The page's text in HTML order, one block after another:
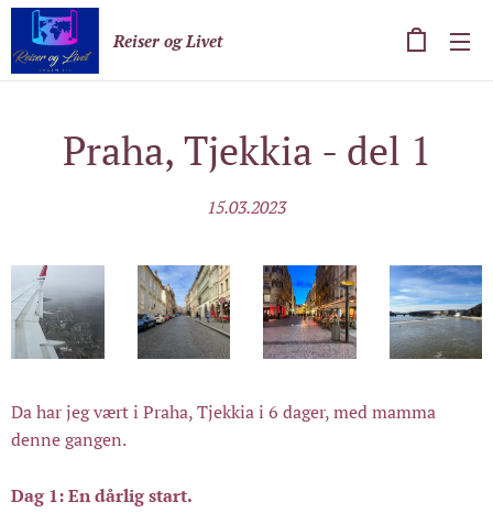
Reiser og Livet
Praha, Tjekkia - del 1
15.03.2023
Da har jeg vært i Praha, Tjekkia i 6 dager, med mamma
denne gangen.
Dag 1: En dårlig start.